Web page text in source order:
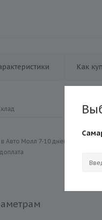
Как
Авто Молл 7-10 дней)